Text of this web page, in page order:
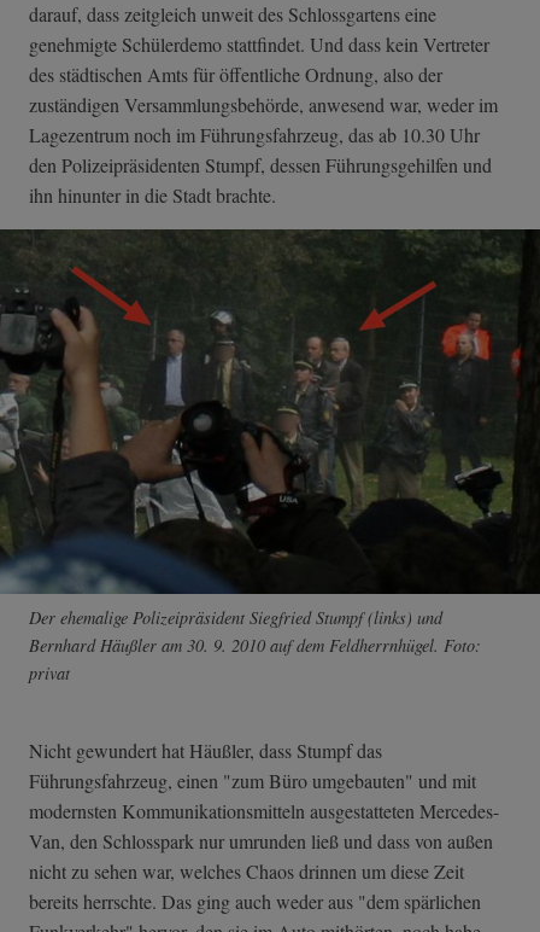
darauf, dass zeitgleich unweit des Schlossgartens eine
genehmigte Schülerdemo stattfindet. Und dass kein Vertreter
des städtischen Amts für öffentliche Ordnung, also der
zuständigen Versammlungsbehörde, anwesend war, weder im
Lagezentrum noch im Führungsfahrzeug, das ab 10.30 Uhr
den Polizeipräsidenten Stumpf, dessen Führungsgehilfen und
ihn hinunter in die Stadt brachte.
Der ehemalige Polizeipräsident Siegfried Stumpf (links) und
Bernhard Häußler am 30. 9. 2010 auf dem Feldherrnhügel. Foto:
privat
Nicht gewundert hat Häußler, dass Stumpf das
Führungsfahrzeug, einen "zum Büro umgebauten" und mit
modernsten Kommunikationsmitteln ausgestatteten Mercedes-
Van, den Schlosspark nur umrunden ließ und dass von außen
nicht zu sehen war, welches Chaos drinnen um diese Zeit
bereits herrschte. Das ging auch weder aus "dem spärlichen